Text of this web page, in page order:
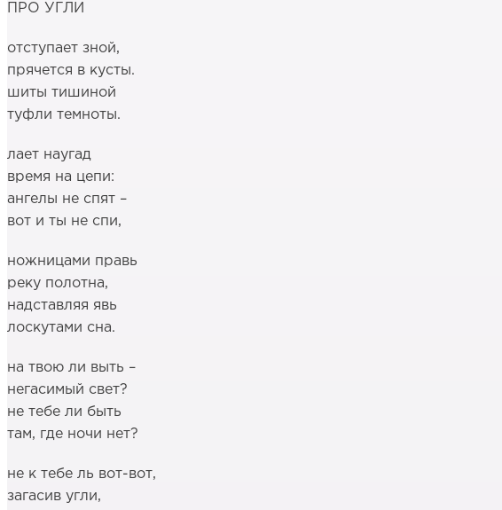
ПРО УГЛИ
отступает зной,
прячется в кусты.
шиты тишиной
туфли темноты.
лает наугад
время на цепи:
ангелы не спят –
вот и ты не спи,
ножницами правь
реку полотна,
надставляя явь
лоскутами сна.
на твою ли выть –
негасимый свет?
не тебе ли быть
там, где ночи нет?
не к тебе ль вот-вот,
загасив угли,